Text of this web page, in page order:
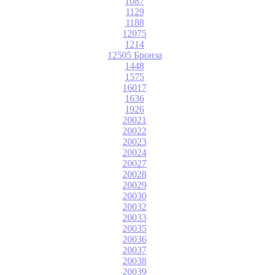
1129
1188
12075
1214
12505 Бронза
1448
1575
16017
1636
1926
20021
20022
20023
20024
20027
20028
20029
20030
20032
20033
20035
20036
20037
20038
20039